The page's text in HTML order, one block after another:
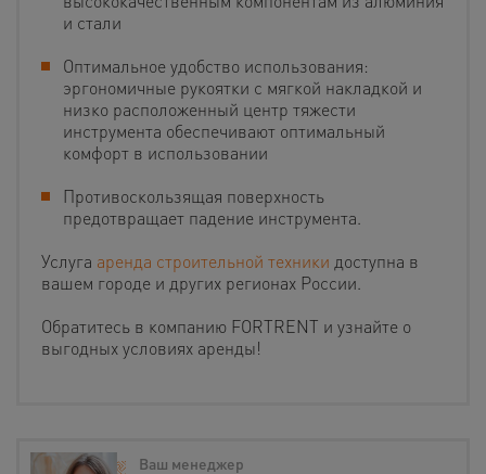
и стали
Оптимальное удобство использования:
эргономичные рукоятки с мягкой накладкой и
низко расположенный центр тяжести
инструмента обеспечивают оптимальный
комфорт в использовании
Противоскользящая поверхность
предотвращает падение инструмента.
Услуга аренда строительной техники доступна в
вашем городе и других регионах России.
Обратитесь в компанию FORTRENT и узнайте о
выгодных условиях аренды!
Ваш менеджер